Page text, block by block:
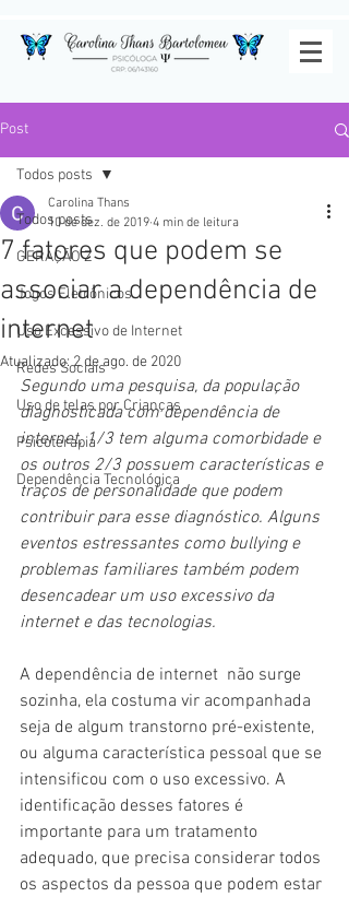
Post
Todos posts
GERAÇÃO Z
Jogos Eletrônicos
Uso Excessivo de Internet
Redes Sociais
Uso de telas por Crianças
Psicoterapia
Dependência Tecnológica
Todos posts
7 fatores que podem se
associar a dependência de
internet
Carolina Thans
10 de dez. de 2019 4 min de leitura
Atualizado:2 de ago. de 2020
Segundo uma pesquisa, da população
diagnosticada com dependência de
internet, 1/3 tem alguma comorbidade e
os outros 2/3 possuem características e
traços de personalidade que podem
contribuir para esse diagnóstico. Alguns
eventos estressantes como bullying e
problemas familiares também podem
desencadear um uso excessivo da
internet e das tecnologias.
A dependência de internet  não surge
sozinha, ela costuma vir acompanhada
seja de algum transtorno pré-existente,
ou alguma característica pessoal que se
intensificou com o uso excessivo. A
identificação desses fatores é
importante para um tratamento
adequado, que precisa considerar todos
os aspectos da pessoa que podem estar